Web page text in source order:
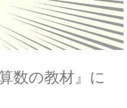
数の教材』に